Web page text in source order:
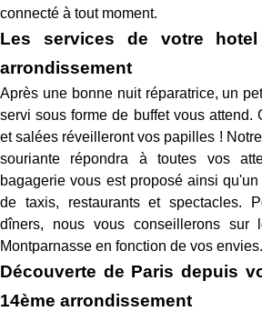
connecté à tout moment.
Les services de votre
arrondissement
Après une bonne nuit réparatrice, un
servi sous forme de buffet vous attend.
et salées réveilleront vos papilles !
souriante répondra à toutes vos
bagagerie vous est proposé ainsi
de taxis, restaurants et spectacles.
dîners, nous vous conseillerons sur
Montparnasse en fonction de vos envies.
Découverte de Paris depuis
14ème arrondissement